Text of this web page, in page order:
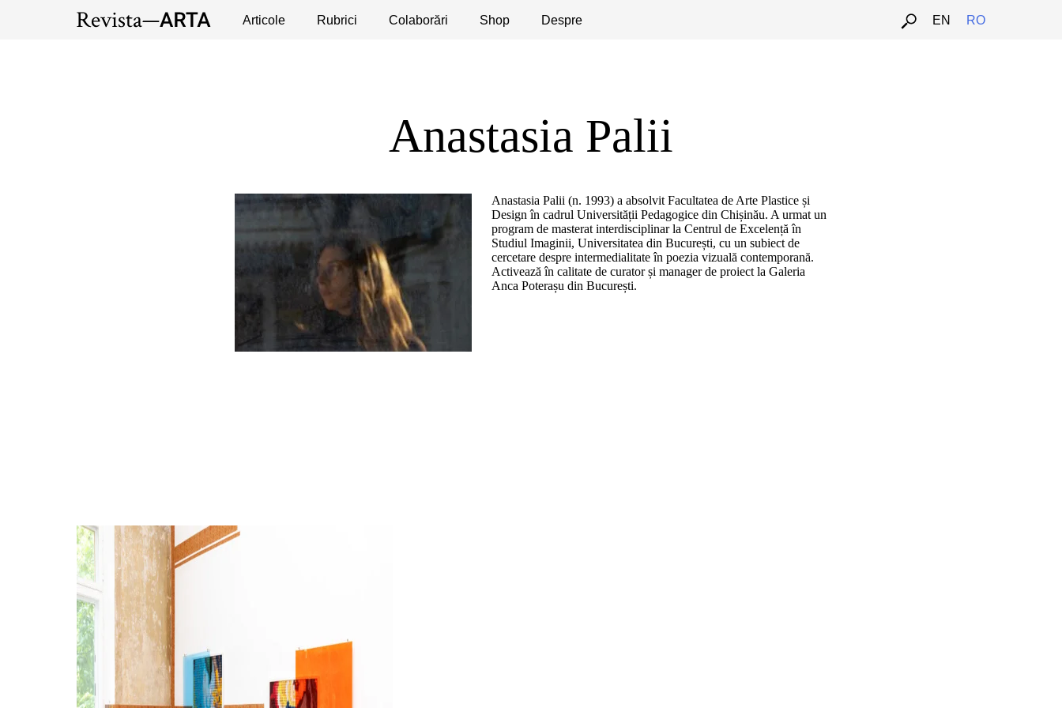
Articole Rubrici Colaborări Shop Despre EN RO
Expoziții Evenimente Interviuri Publicaţii Dezbateri Apeluri
Anastasia Palii
Anastasia Palii (n. 1993) a absolvit Facultatea de Arte Plastice și
Design în cadrul Universității Pedagogice din Chișinău. A urmat un
program de masterat interdisciplinar la Centrul de Excelență în
Studiul Imaginii, Universitatea din București, cu un subiect de
cercetare despre intermedialitate în poezia vizuală contemporană.
Activează în calitate de curator și manager de proiect la Galeria
Anca Poterașu din București.